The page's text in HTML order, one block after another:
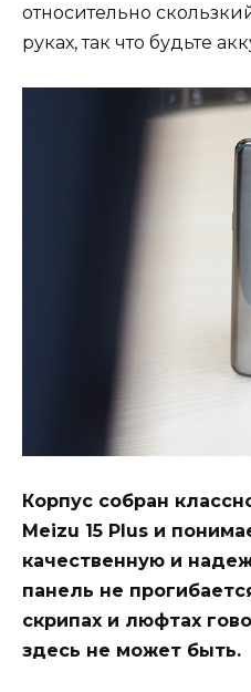
относительно
руках, так что будьте
Корпус собран
Meizu 15 Plus и
качественную и
панель не
скрипах и люфтах
здесь не может быть.